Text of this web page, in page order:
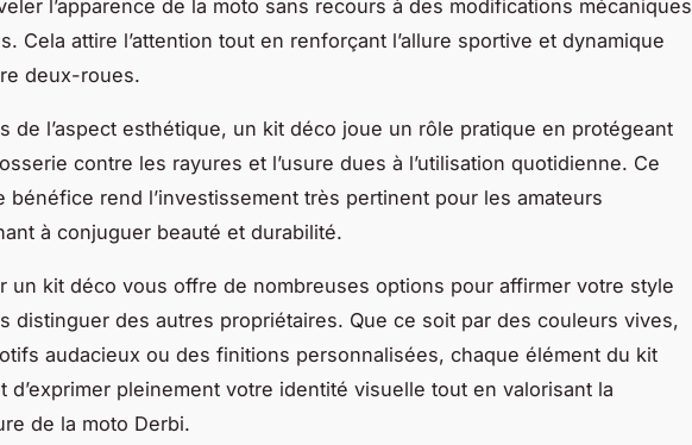
l’apparence de la moto sans recours à des modifications mécaniques
Cela attire l’attention tout en renforçant l’allure sportive et dynamique
deux-roues.
de l’aspect esthétique, un kit déco joue un rôle pratique en protégeant
contre les rayures et l’usure dues à l’utilisation quotidienne. Ce
bénéfice rend l’investissement très pertinent pour les amateurs
à conjuguer beauté et durabilité.
un kit déco vous offre de nombreuses options pour affirmer votre style
distinguer des autres propriétaires. Que ce soit par des couleurs vives,
audacieux ou des finitions personnalisées, chaque élément du kit
d’exprimer pleinement votre identité visuelle tout en valorisant la
de la moto Derbi.